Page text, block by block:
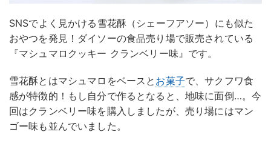
SNSでよく見かける雪花酥（シェーフアソー）にも似た
おやつを発見！ダイソーの食品売り場で販売されている
『マシュマロクッキー クランベリー味』です。
雪花酥とはマシュマロをベースと お菓子で、サクフワ食
感が特徴的！もし自分で作るとなると、地味に面倒…。今
回はクランベリー味を購入しましたが、売り場にはマン
ゴー味も並んでいました。